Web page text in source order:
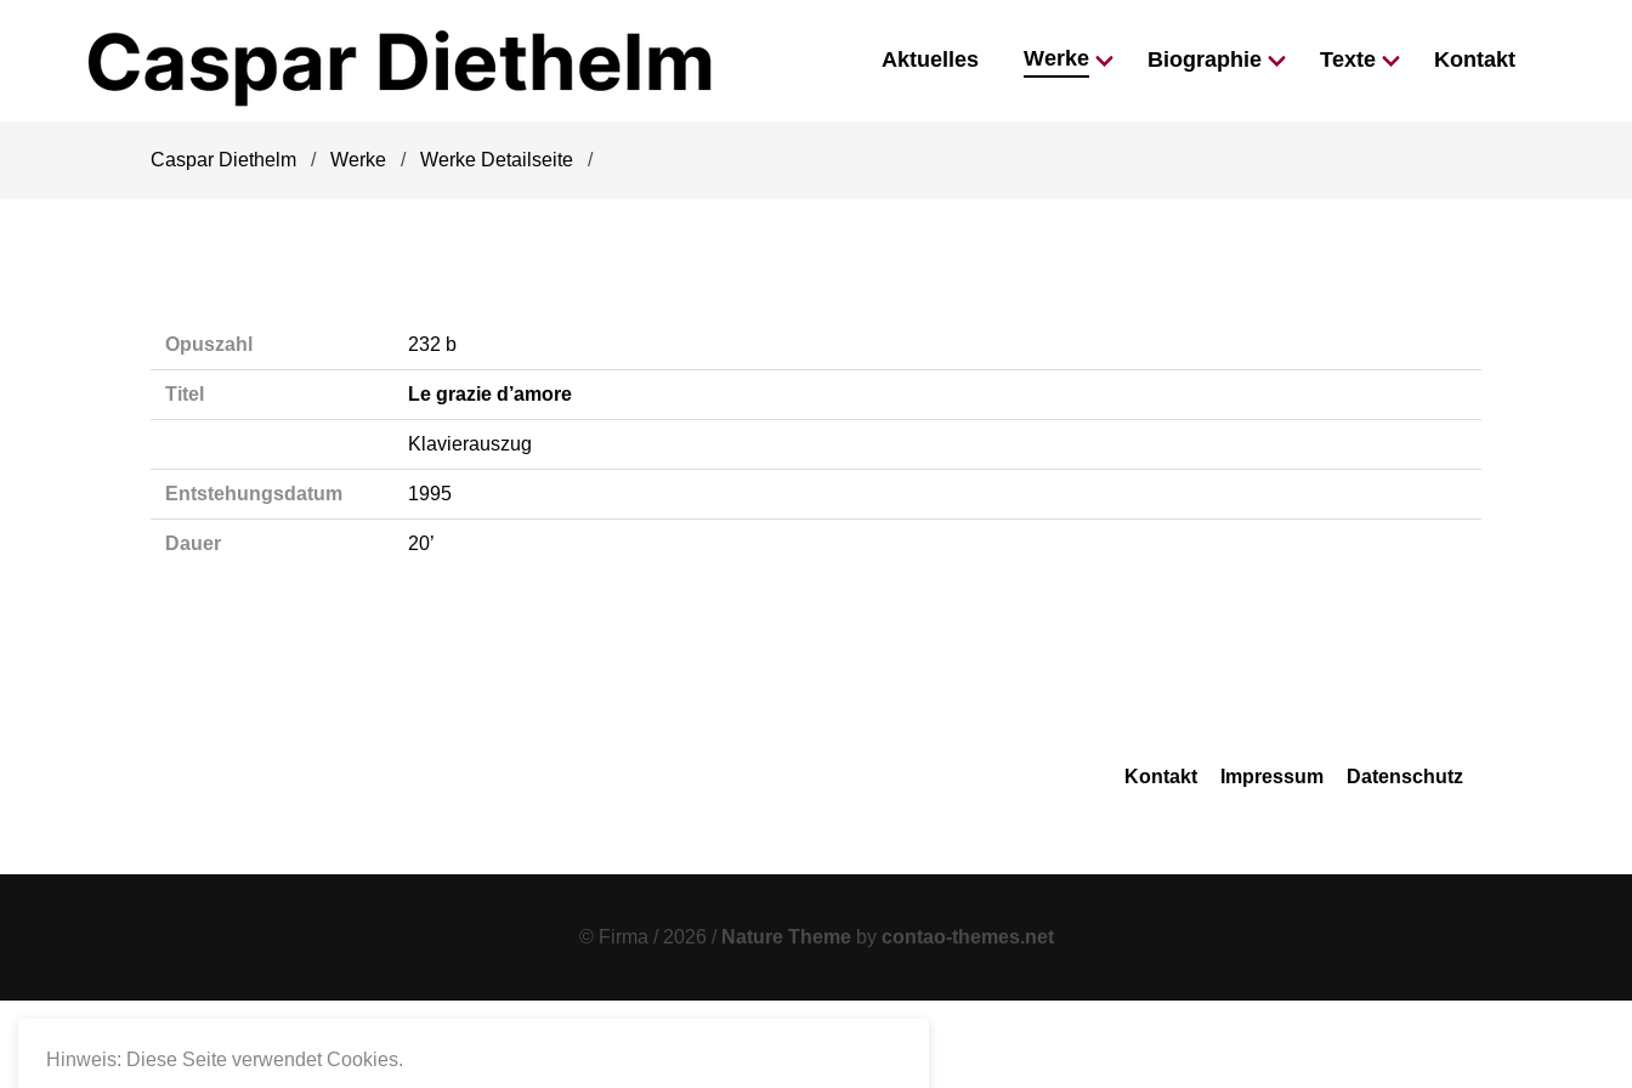
überspringen
Aktuelles Werke Biographie Texte Kontakt
Caspar Diethelm Werke Werke Detailseite
Opuszahl 232 b
Titel Le grazie d’amore
Klavierauszug
Entstehungsdatum 1995
Dauer 20’
Kontakt Impressum Datenschutz
© Firma / 2026 / Nature Theme by contao-themes.net
Hinweis: Diese Seite verwendet Cookies.